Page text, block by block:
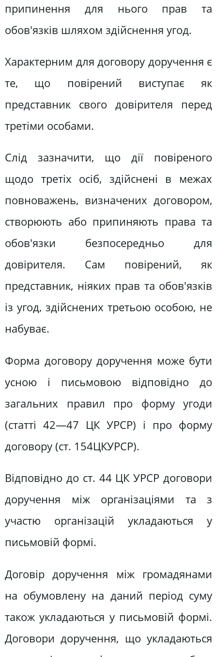
припинення для нього прав та
обов'язків шляхом здійснення угод.
Характерним для договору доручення є
те, що повірений виступає як
представник свого довірителя перед
третіми особами.
Слід зазначити, що дії повіреного
щодо третіх осіб, здійснені в межах
повноважень, визначених договором,
створюють або припиняють права та
обов'язки безпосередньо для
довірителя. Сам повірений, як
представник, ніяких прав та обов'язків
із угод, здійснених третьою особою, не
набуває.
Форма договору доручення може бути
усною і письмовою відповідно до
загальних правил про форму угоди
(статті 42—47 ЦК УРСР) і про форму
договору (ст. 154ЦКУРСР).
Відповідно до ст. 44 ЦК УРСР договори
доручення між організаціями та з
участю організацій укладаються у
письмовій формі.
Договір доручення між громадянами
на обумовлену на даний період суму
також укладаються у письмовій формі.
Договори доручення, що укладаються